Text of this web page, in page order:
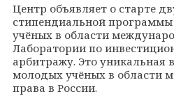
Центр объявляет о старте
стипендиальной
учёных в области
Лаборатории по
арбитражу. Это уникальная
молодых учёных в области
права в России.